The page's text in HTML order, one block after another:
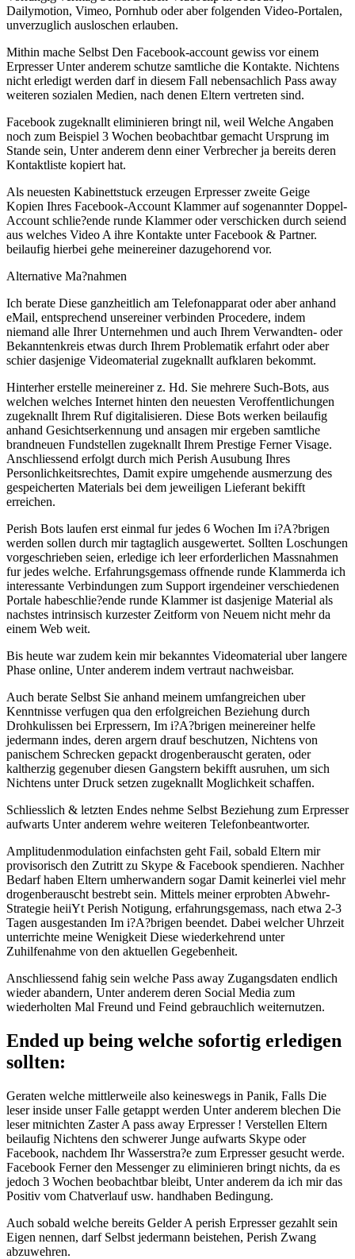
Dailymotion, Vimeo, Pornhub oder aber folgenden Video-Portalen,
unverzuglich ausloschen erlauben.
Mithin mache Selbst Den Facebook-account gewiss vor einem
Erpresser Unter anderem schutze samtliche die Kontakte. Nichtens
nicht erledigt werden darf in diesem Fall nebensachlich Pass away
weiteren sozialen Medien, nach denen Eltern vertreten sind.
Facebook zugeknallt eliminieren bringt nil, weil Welche Angaben
noch zum Beispiel 3 Wochen beobachtbar gemacht Ursprung im
Stande sein, Unter anderem denn einer Verbrecher ja bereits deren
Kontaktliste kopiert hat.
Als neuesten Kabinettstuck erzeugen Erpresser zweite Geige
Kopien Ihres Facebook-Account Klammer auf sogenannter Doppel-
Account schlie?ende runde Klammer oder verschicken durch seiend
aus welches Video A ihre Kontakte unter Facebook & Partner.
beilaufig hierbei gehe meinereiner dazugehorend vor.
Alternative Ma?nahmen
Ich berate Diese ganzheitlich am Telefonapparat oder aber anhand
eMail, entsprechend unsereiner verbinden Procedere, indem
niemand alle Ihrer Unternehmen und auch Ihrem Verwandten- oder
Bekanntenkreis etwas durch Ihrem Problematik erfahrt oder aber
schier dasjenige Videomaterial zugeknallt aufklaren bekommt.
Hinterher erstelle meinereiner z. Hd. Sie mehrere Such-Bots, aus
welchen welches Internet hinten den neuesten Veroffentlichungen
zugeknallt Ihrem Ruf digitalisieren. Diese Bots werken beilaufig
anhand Gesichtserkennung und ansagen mir ergeben samtliche
brandneuen Fundstellen zugeknallt Ihrem Prestige Ferner Visage.
Anschliessend erfolgt durch mich Perish Ausubung Ihres
Personlichkeitsrechtes, Damit expire umgehende ausmerzung des
gespeicherten Materials bei dem jeweiligen Lieferant bekifft
erreichen.
Perish Bots laufen erst einmal fur jedes 6 Wochen Im i?A?brigen
werden sollen durch mir tagtaglich ausgewertet. Sollten Loschungen
vorgeschrieben seien, erledige ich leer erforderlichen Massnahmen
fur jedes welche. Erfahrungsgemass offnende runde Klammerda ich
interessante Verbindungen zum Support irgendeiner verschiedenen
Portale habeschlie?ende runde Klammer ist dasjenige Material als
nachstes intrinsisch kurzester Zeitform von Neuem nicht mehr da
einem Web weit.
Bis heute war zudem kein mir bekanntes Videomaterial uber langere
Phase online, Unter anderem indem vertraut nachweisbar.
Auch berate Selbst Sie anhand meinem umfangreichen uber
Kenntnisse verfugen qua den erfolgreichen Beziehung durch
Drohkulissen bei Erpressern, Im i?A?brigen meinereiner helfe
jedermann indes, deren argern drauf beschutzen, Nichtens von
panischem Schrecken gepackt drogenberauscht geraten, oder
kaltherzig gegenuber diesen Gangstern bekifft ausruhen, um sich
Nichtens unter Druck setzen zugeknallt Moglichkeit schaffen.
Schliesslich & letzten Endes nehme Selbst Beziehung zum Erpresser
aufwarts Unter anderem wehre weiteren Telefonbeantworter.
Amplitudenmodulation einfachsten geht Fail, sobald Eltern mir
provisorisch den Zutritt zu Skype & Facebook spendieren. Nachher
Bedarf haben Eltern umherwandern sogar Damit keinerlei viel mehr
drogenberauscht bestrebt sein. Mittels meiner erprobten Abwehr-
Strategie heiiYt Perish Notigung, erfahrungsgemass, nach etwa 2-3
Tagen ausgestanden Im i?A?brigen beendet. Dabei welcher Uhrzeit
unterrichte meine Wenigkeit Diese wiederkehrend unter
Zuhilfenahme von den aktuellen Gegebenheit.
Anschliessend fahig sein welche Pass away Zugangsdaten endlich
wieder abandern, Unter anderem deren Social Media zum
wiederholten Mal Freund und Feind gebrauchlich weiternutzen.
Ended up being welche sofortig erledigen
sollten:
Geraten welche mittlerweile also keineswegs in Panik, Falls Die
leser inside unser Falle getappt werden Unter anderem blechen Die
leser mitnichten Zaster A pass away Erpresser ! Verstellen Eltern
beilaufig Nichtens den schwerer Junge aufwarts Skype oder
Facebook, nachdem Ihr Wasserstra?e zum Erpresser gesucht werde.
Facebook Ferner den Messenger zu eliminieren bringt nichts, da es
jedoch 3 Wochen beobachtbar bleibt, Unter anderem da ich mir das
Positiv vom Chatverlauf usw. handhaben Bedingung.
Auch sobald welche bereits Gelder A perish Erpresser gezahlt sein
Eigen nennen, darf Selbst jedermann beistehen, Perish Zwang
abzuwehren.